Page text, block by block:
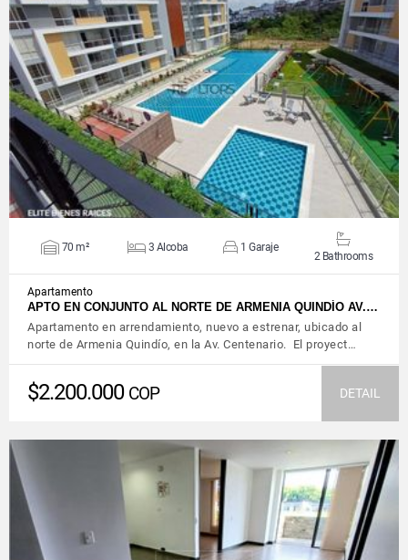
VIEW DETAILS
70 m² 3 Alcoba 1 Garaje
2 Bathrooms
Apartamento
APTO EN CONJUNTO AL NORTE DE ARMENIA QUINDÍO AV.…
Apartamento en arrendamiento, nuevo a estrenar, ubicado al
norte de Armenia Quindío, en la Av. Centenario. El proyect…
$2.200.000 COP DETAIL